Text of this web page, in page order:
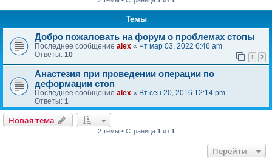
Темы
Добро пожаловать на форум о проблемах стопы
Последнее сообщение alex « Чт мар 03, 2022 6:46 am
Ответы: 10 1 2
Анастезия при проведении операции по
деформации стоп
Последнее сообщение alex « Вт сен 20, 2016 12:14 pm
Ответы: 1
Новая тема
2 темы • Страница 1из 1
Перейти